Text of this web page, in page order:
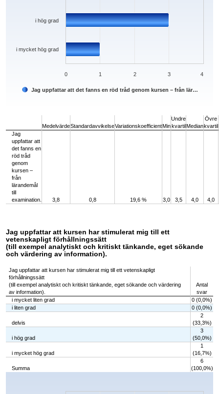
Jag uppfattar att det fanns en röd tråd genom kursen – från lär…
i mycket hög grad
i hög grad
0 1 2 3 4
MedelvärdeStandardavvikelseVariationskoefficientMin
Undre
kvartilMedian
Övre
kvartil
Jag
uppfattar att
det fanns en
röd tråd
genom
kursen –
från
lärandemål
till
examination.
3,8 0,8 19,6 % 3,0 3,5 4,0 4,0
Jag uppfattar att kursen har stimulerat mig till ett
vetenskapligt förhållningssätt
(till exempel analytiskt och kritiskt tänkande, eget sökande
och värdering av information).
Jag uppfattar att kursen har stimulerat mig till ett vetenskapligt
förhållningssätt
(till exempel analytiskt och kritiskt tänkande, eget sökande och värdering
av information).
Antal
svar
i mycket liten grad
0 (0,0%)
i liten grad
0 (0,0%)
delvis
2
(33,3%)
i hög grad
3
(50,0%)
i mycket hög grad
1
(16,7%)
Summa
6
(100,0%)
Chart
The chart has 1 X axis displaying categories.